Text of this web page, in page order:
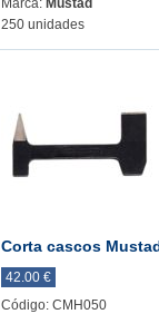
Marca: Mustad
250 unidades
Corta cascos
42.00 €
Código: CMH050